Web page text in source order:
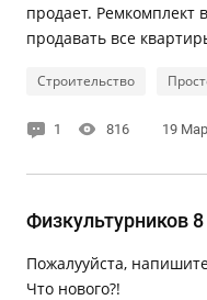
продает.
продавать все
Строительство
1 816 19
Физкультурников 8
Пожалууйста,
Что нового?!